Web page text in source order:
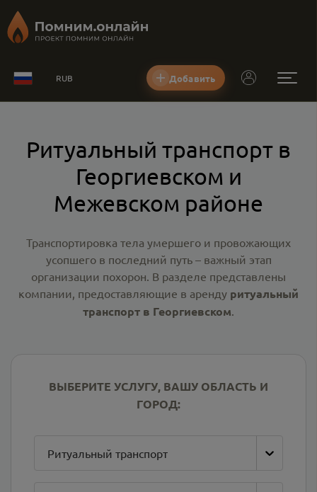
RUB Добавить
Ритуальный транспорт в
Георгиевском и
Межевском районе
Транспортировка тела умершего и провожающих
усопшего в последний путь – важный этап
организации похорон. В разделе представлены
компании, предоставляющие в аренду ритуальный
транспорт в Георгиевском.
ВЫБЕРИТЕ УСЛУГУ, ВАШУ ОБЛАСТЬ И
ГОРОД:
Ритуальный транспорт